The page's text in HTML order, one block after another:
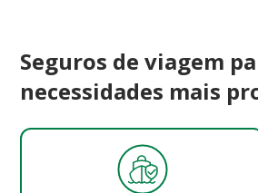
Seguros de viagem
necessidades mais